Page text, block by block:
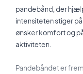
pandebånd, der
intensiteten stiger
ønsker komfort og
aktiviteten.
Pandebåndet er